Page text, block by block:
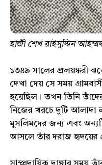
হাজী শেখ রাইসুদ্দিন
১৩৪৯ সালের প্রলয়ঙ্করী
দেখা দেয় সে সময়
হয়েছিল। তখন তিনি
নিজের খরচে দুটি আলাদা
মুসলিমদের জন্য এবং
আসলে তাঁর দরাজ হৃদয়ের